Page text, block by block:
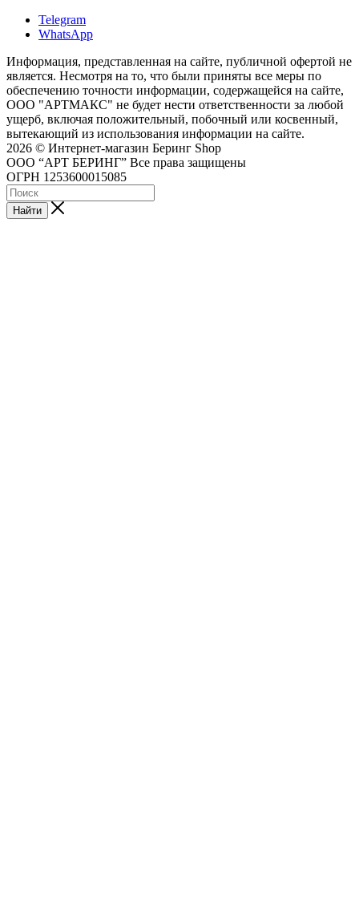
Telegram
WhatsApp
Информация, представленная на сайте, публичной офертой не
является. Несмотря на то, что были приняты все меры по
обеспечению точности информации, содержащейся на сайте,
ООО "АРТМАКС" не будет нести ответственности за любой
ущерб, включая положительный, побочный или косвенный,
вытекающий из использования информации на сайте.
2026 © Интернет-магазин Беринг Shop
ООО “АРТ БЕРИНГ” Все права защищены
ОГРН 1253600015085
Найти